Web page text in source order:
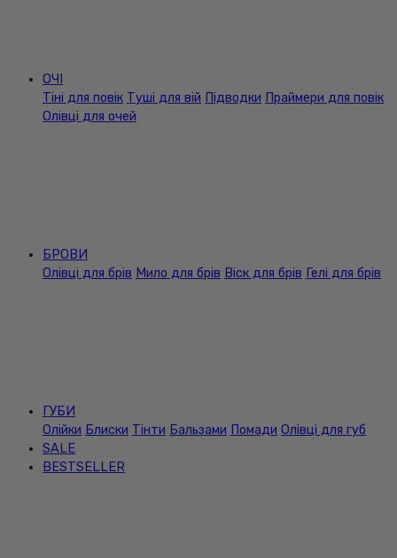
ОЧІ
Тіні для повік Туші для вій Підводки Праймери для повік
Олівці для очей
БРОВИ
Олівці для брів Мило для брів Віск для брів Гелі для брів
ГУБИ
Олійки Блиски Тінти Бальзами Помади Олівці для губ
SALE
BESTSELLER